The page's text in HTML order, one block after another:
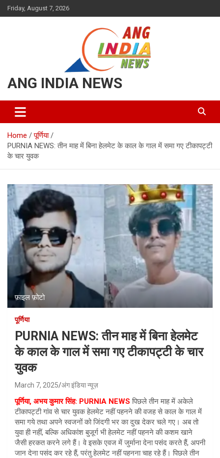
Skip
to
Friday, August 7, 2026
ANG INDIA NEWS
Home
पूर्णिया
PURNIA NEWS: तीन माह में बिना हेलमेट के काल के गाल में समा गए टीकापट्टी
के चार युवक
फ़ाइल फ़ोटो
पूर्णिया
PURNIA NEWS: तीन माह में बिना हेलमेट
के काल के गाल में समा गए टीकापट्टी के चार
युवक
March 7, 2025 अंग इंडिया न्यूज़
पूर्णिया, अभय कुमार सिंह: PURNIA NEWS पिछले तीन माह में अकेले
टीकापट्टी गांव से चार युवक हेलमेट नहीं पहनने की वजह से काल के गाल में
समा गये तथा अपने स्वजनों को जिंदगी भर का दुख देकर चले गए। अब तो
युवा ही नहीं, बल्कि अधिकांश बुजूर्ग भी हेलमेट नहीं पहनने की कशम खाने
जैसी हरकत करने लगे हैं। वे इसके एवज में जुर्माना देना पसंद करते हैं, अपनी
जान देना पसंद कर रहे हैं, परंतु हेलमेट नहीं पहनना चाह रहे हैं। पिछले तीन